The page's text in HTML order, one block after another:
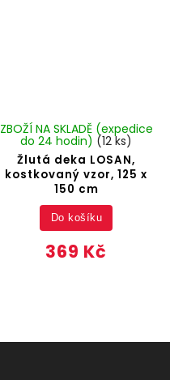
Žlutá deka LOSAN,
kostkovaný vzor, 125 x
150 cm
ZBOŽÍ NA SKLADĚ (expedice
do 24 hodin) (12 ks)
369 Kč
Do košíku